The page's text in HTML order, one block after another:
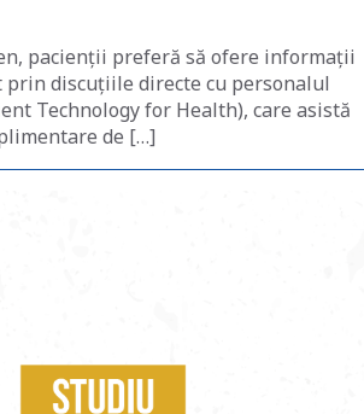
pacienții preferă să ofere informații
discuțiile directe cu personalul
Technology for Health), care asistă
de […]